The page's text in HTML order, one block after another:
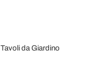
Tavoli da Giardino